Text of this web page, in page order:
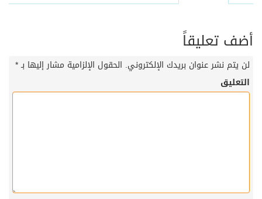
أضف تعليقاً
لن يتم نشر عنوان بريدك الإلكتروني. الحقول الإلزامية مشار إليها بـ*
التعليق